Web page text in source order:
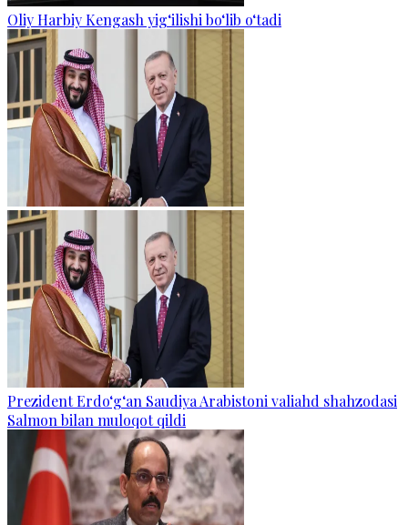
Oliy Harbiy Kengash yig‘ilishi bo‘lib o‘tadi
Prezident Erdo‘g‘an Saudiya Arabistoni valiahd shahzodasi
Salmon bilan muloqot qildi